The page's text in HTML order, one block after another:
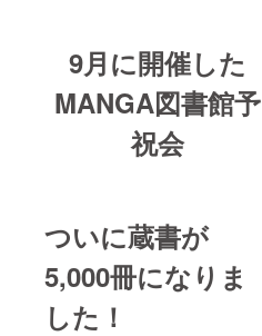
9月に開催した
MANGA図書館予
祝会
ついに蔵書が
5,000冊になりま
した！